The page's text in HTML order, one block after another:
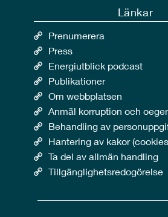
Länkar
Prenumerera
Press
Energiutblick podcast
Publikationer
Om webbplatsen
Anmäl korruption och
Behandling av
Hantering av kakor
Ta del av allmän handling
Tillgänglighetsredogörelse